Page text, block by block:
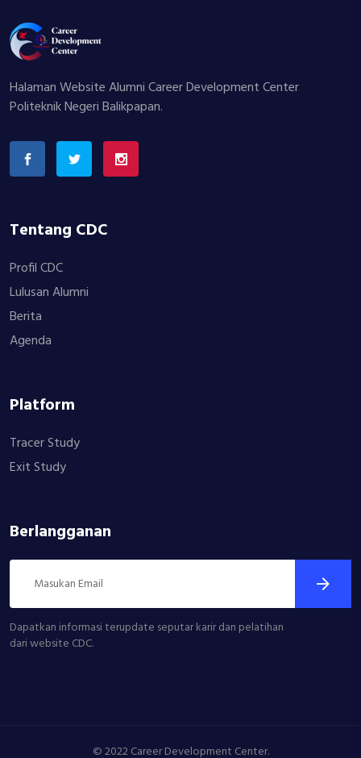
Halaman Website Alumni Career Development Center
Politeknik Negeri Balikpapan.
Tentang CDC
Profil CDC
Lulusan Alumni
Berita
Agenda
Platform
Tracer Study
Exit Study
Berlangganan
Dapatkan informasi terupdate seputar karir dan pelatihan
dari website CDC.
© 2022 Career Development Center.